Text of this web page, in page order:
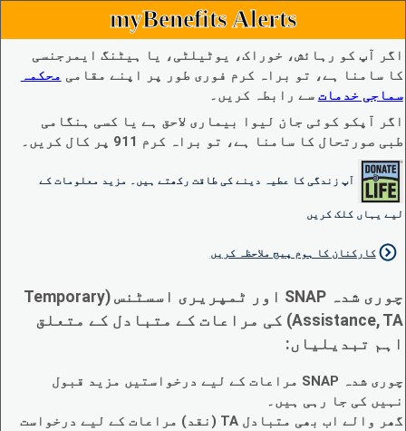
myBenefits Alerts
اگر آپ کو رہائش، خوراک، یوٹیلٹی، یا ہیٹنگ ایمرجنسی
کا سامنا ہے، تو براہ کرم فوری طور پر اپنے مقامی محکمہ
سماجی خدمات سے رابطہ کریں۔
اگر آپکو کوئی جان لیوا بیماری لاحق ہے یا کسی ہنگامی
طبی صورتحال کا سامنا ہے، تو براہ کرم 911 پر کال کریں۔
آپ زندگی کا عطیہ دینے کی طاقت رکھتے ہیں۔ مزید معلومات کے
لیے یہاں کلک کریں
کارکنان کا ہوم پیج ملاحظہ کریں
چوری شدہ SNAP اور ٹمپریری اسسٹنس (Temporary
Assistance, TA) کی مراعات کے متبادل کے متعلق
اہم تبدیلیاں:
چوری شدہ SNAP مراعات کے لیے درخواستیں مزید قبول
نہیں کی جا رہی ہیں۔
گھر والے اب بھی متبادل TA (نقد) مراعات کے لیے درخواست